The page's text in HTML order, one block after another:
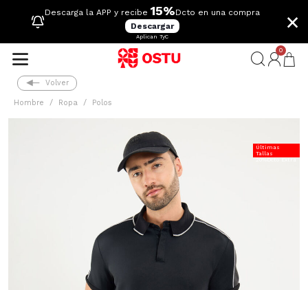
Descarga la APP y recibe 15%Dcto en una compra
Descargar
Aplican TyC
×
0
Volver
Hombre Ropa Polos
Últimas
Tallas